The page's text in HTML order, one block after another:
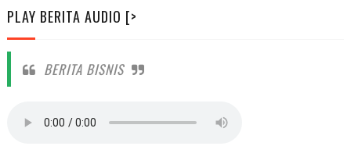
PLAY BERITA AUDIO [>
BERITA BISNIS